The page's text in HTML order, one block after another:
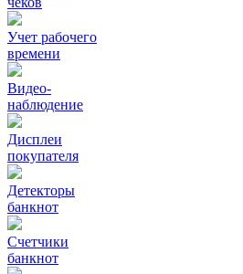
Учет рабочего
времени
Видео‑
наблюдение
Дисплеи
покупателя
Детекторы
банкнот
Счетчики
банкнот